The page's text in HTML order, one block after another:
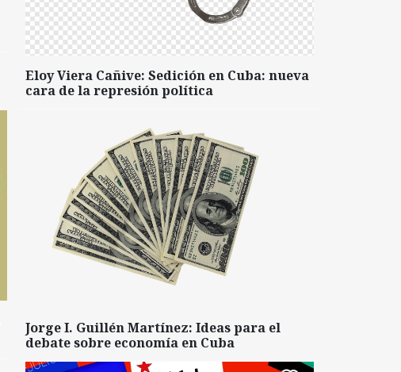
Eloy Viera Cañive: Sedición en Cuba: nueva
cara de la represión política
Jorge I. Guillén Martínez: Ideas para el
debate sobre economía en Cuba